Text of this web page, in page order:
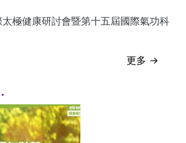
極健康研討會暨第十五屆國際氣功科
更多 →